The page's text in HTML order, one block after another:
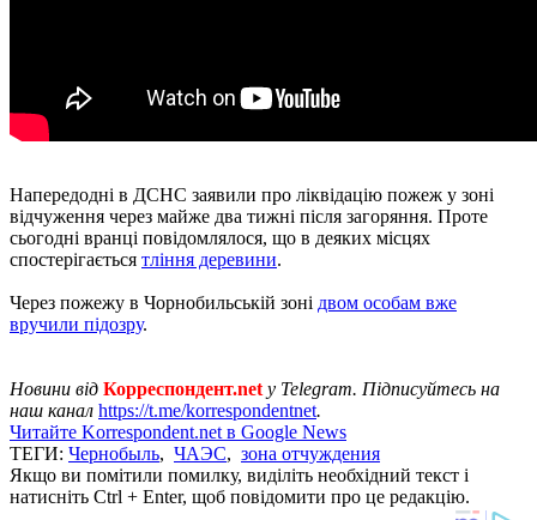
Напередодні в ДСНС заявили про ліквідацію пожеж у зоні
відчуження через майже два тижні після загоряння. Проте
сьогодні вранці повідомлялося, що в деяких місцях
спостерігається тління деревини.
Через пожежу в Чорнобильській зоні двом особам вже
вручили підозру.
Новини від Корреспондент.net у Telegram. Підписуйтесь на
наш канал https://t.me/korrespondentnet.
Читайте Korrespondent.net в Google News
ТЕГИ: Чернобыль, ЧАЭС, зона отчуждения
Якщо ви помітили помилку, виділіть необхідний текст і
натисніть Ctrl + Enter, щоб повідомити про це редакцію.